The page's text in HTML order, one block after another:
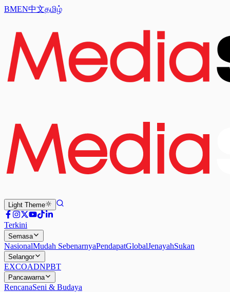
BMEN中文தமிழ்
Light Theme
Terkini
Semasa
NasionalMudah SebenarnyaPendapatGlobalJenayahSukan
Selangor
EXCOADNPBT
Pancawarna
RencanaSeni & Budaya